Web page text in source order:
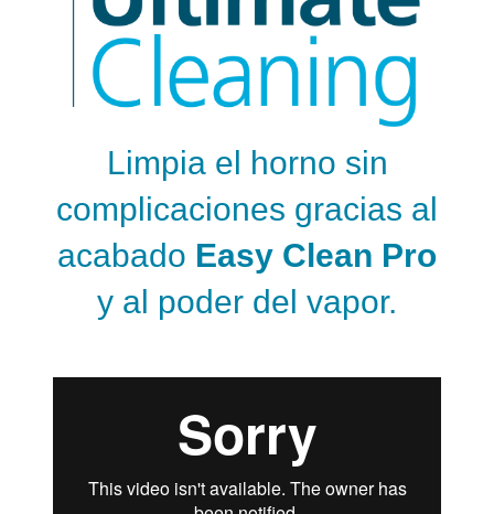
Limpia el horno sin
complicaciones gracias al
acabado Easy Clean Pro
y al poder del vapor.